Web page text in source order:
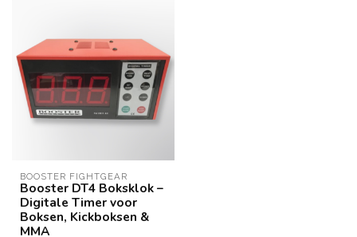
BOOSTER FIGHTGEAR
Booster DT4 Boksklok –
Digitale Timer voor
Boksen, Kickboksen &
MMA